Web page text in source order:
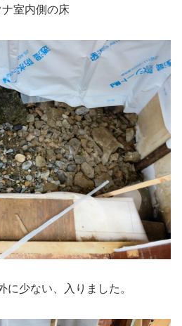
室内側の床
に少ない、入りました。